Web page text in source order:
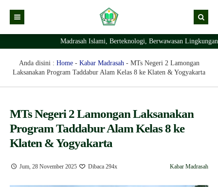
Kabar Madrasah
Profil Madrasah
Ekstrakurikuler Madrasah
Prestasi Madrasah
KURIKULUM
RDM
Struktur Organisasi Madrasah
Madrasah Islami, Berteknologi, Berwawasan Lingkungan Dan
Anda disini : Home- Kabar Madrasah- MTs Negeri 2 Lamongan
Laksanakan Program Taddabur Alam Kelas 8 ke Klaten & Yogyakarta
MTs Negeri 2 Lamongan Laksanakan
Program Taddabur Alam Kelas 8 ke
Klaten & Yogyakarta
Jum, 28 November 2025 Dibaca 294x Kabar Madrasah